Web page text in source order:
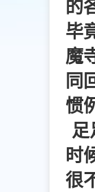
的
毕
魔
同
惯
足
时
很